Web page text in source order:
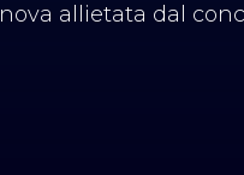
allietata dal